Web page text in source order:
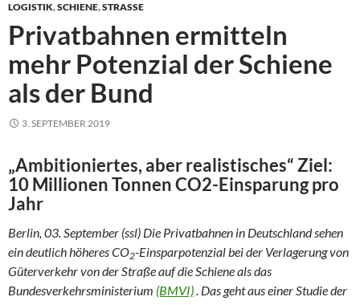
LOGISTIK,SCHIENE,STRASSE
Privatbahnen ermitteln
mehr Potenzial der Schiene
als der Bund
3. SEPTEMBER 2019
„Ambitioniertes, aber realistisches“ Ziel:
10 Millionen Tonnen CO2-Einsparung pro
Jahr
Berlin, 03. September (ssl) Die Privatbahnen in Deutschland sehen
ein deutlich höheres CO2-Einsparpotenzial bei der Verlagerung von
Güterverkehr von der Straße auf die Schiene als das
Bundesverkehrsministerium (BMVI). Das geht aus einer Studie der